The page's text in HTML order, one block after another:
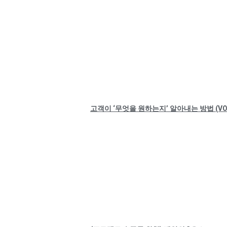
고객이 ‘무엇을 원하는지’ 알아내는 방법